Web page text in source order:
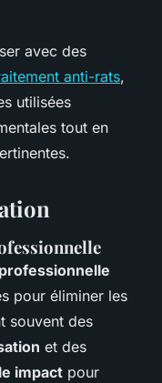
avec des
anti-rats,
utilisées
tout en
pour éliminer les
souvent des
et des
impact pour